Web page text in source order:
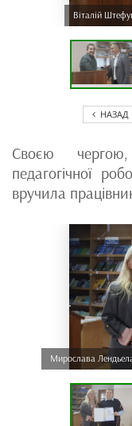
Віталій
НАЗАД
Своєю
педагогічної
вручила
Мирослава